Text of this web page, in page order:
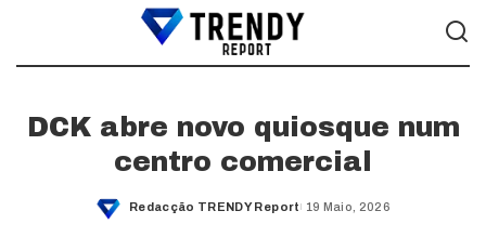
DCK abre novo quiosque num
centro comercial
Posted
Redacção TRENDY Report 19 Maio, 2026